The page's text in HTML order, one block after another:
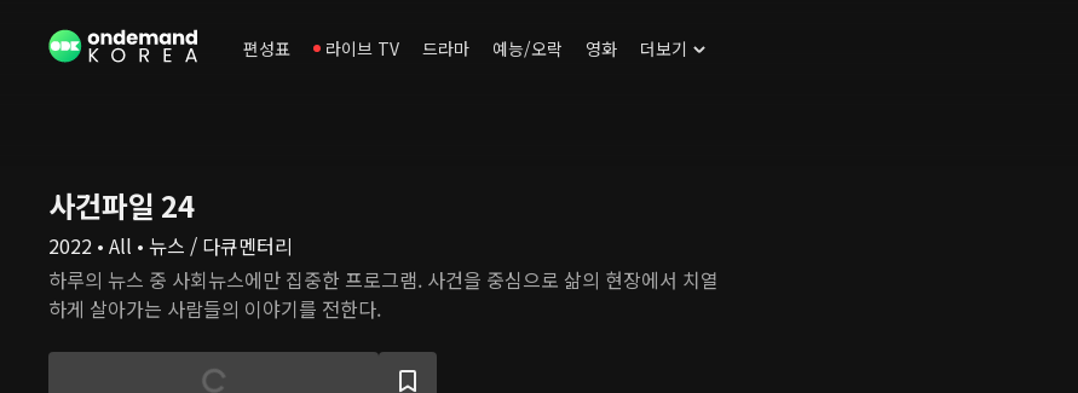
편성표 라이브 TV 드라마 예능/오락 영화 더보기
사건파일 24
2022 • All • 뉴스 / 다큐멘터리
하루의 뉴스 중 사회뉴스에만 집중한 프로그램. 사건을 중심으로 삶의 현장에서 치열
하게 살아가는 사람들의 이야기를 전한다.